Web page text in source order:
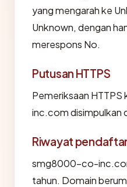
yang mengarah ke
Unknown, dengan
merespons No.
Putusan HTTPS
Pemeriksaan
inc.com disimpulkan
Riwayat
smg8000-co-
tahun. Domain